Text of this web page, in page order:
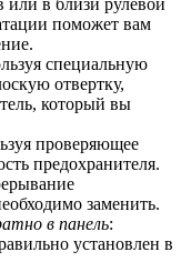
поможет вам
специальную
отвертку,
который вы
проверяющее
предохранителя.
заменить.
в панель:
установлен в